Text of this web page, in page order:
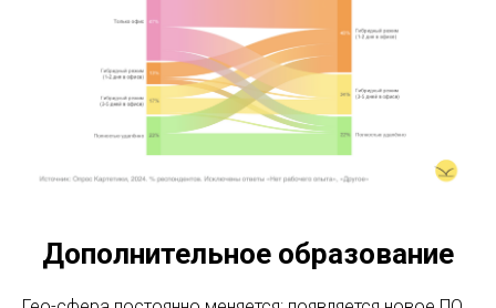
Дополнительное образование